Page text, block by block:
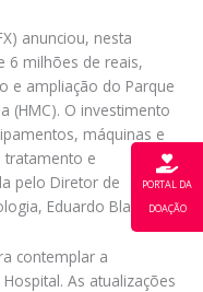
PORTAL DA
DOAÇÃO
anunciou, nesta
6 milhões de reais,
e ampliação do Parque
(HMC). O investimento
máquinas e
tratamento e
pelo Diretor de
Eduardo Blanski.
contemplar a
As atualizações